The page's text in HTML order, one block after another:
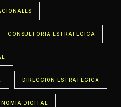
CONSULTORÍA ESTRATÉGICA
DIRECCIÓN ESTRATÉGICA
DIGITAL